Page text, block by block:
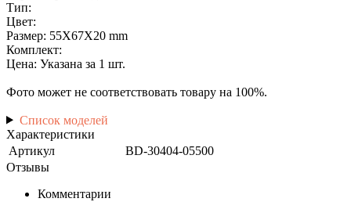
Тип:
Цвет:
Размер: 55X67X20 mm
Комплект:
Цена: Указана за 1 шт.
Фото может не соответствовать товару на 100%.
Список моделей
Характеристики
Артикул
BD-30404-05500
Отзывы
Комментарии